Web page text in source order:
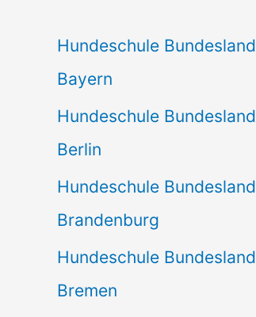
Hundeschule Bundesland
Bayern
Hundeschule Bundesland
Berlin
Hundeschule Bundesland
Brandenburg
Hundeschule Bundesland
Bremen